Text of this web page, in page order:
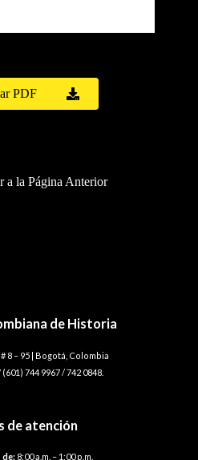
PDF
a la Página Anterior
de Historia
8 – 95 | Bogotá, Colombia
744 9967 / 742 0848.
de atención
de: 8:00 a.m. – 1:00 p.m.